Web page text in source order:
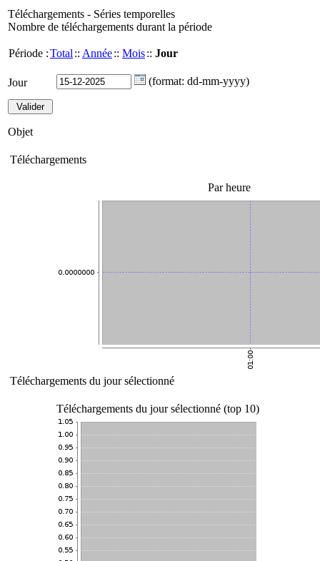
Téléchargements - Séries temporelles
Nombre de téléchargements durant la période
Période :Total :: Année:: Mois:: Jour
Jour (format: dd-mm-yyyy)
Objet
Téléchargements
Par heure
Téléchargements du jour sélectionné
Téléchargements du jour sélectionné (top 10)